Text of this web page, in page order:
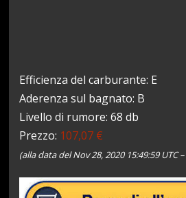
Efficienza del carburante: E
Aderenza sul bagnato: B
Livello di rumore: 68 db
Prezzo: 107,07 €
(alla data del Nov 28, 2020 15:49:59 UTC –